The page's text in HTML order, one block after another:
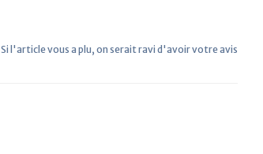
Si l'article vous a plu, on serait ravi d'avoir votre avis